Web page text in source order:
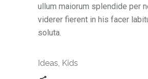
ullum maiorum splendide per
viderer fierent in his facer
soluta.
Ideas, Kids